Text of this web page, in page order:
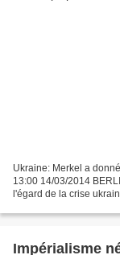
Ukraine: Merkel a
13:00 14/03/2014
l'égard de la crise
Impérialisme